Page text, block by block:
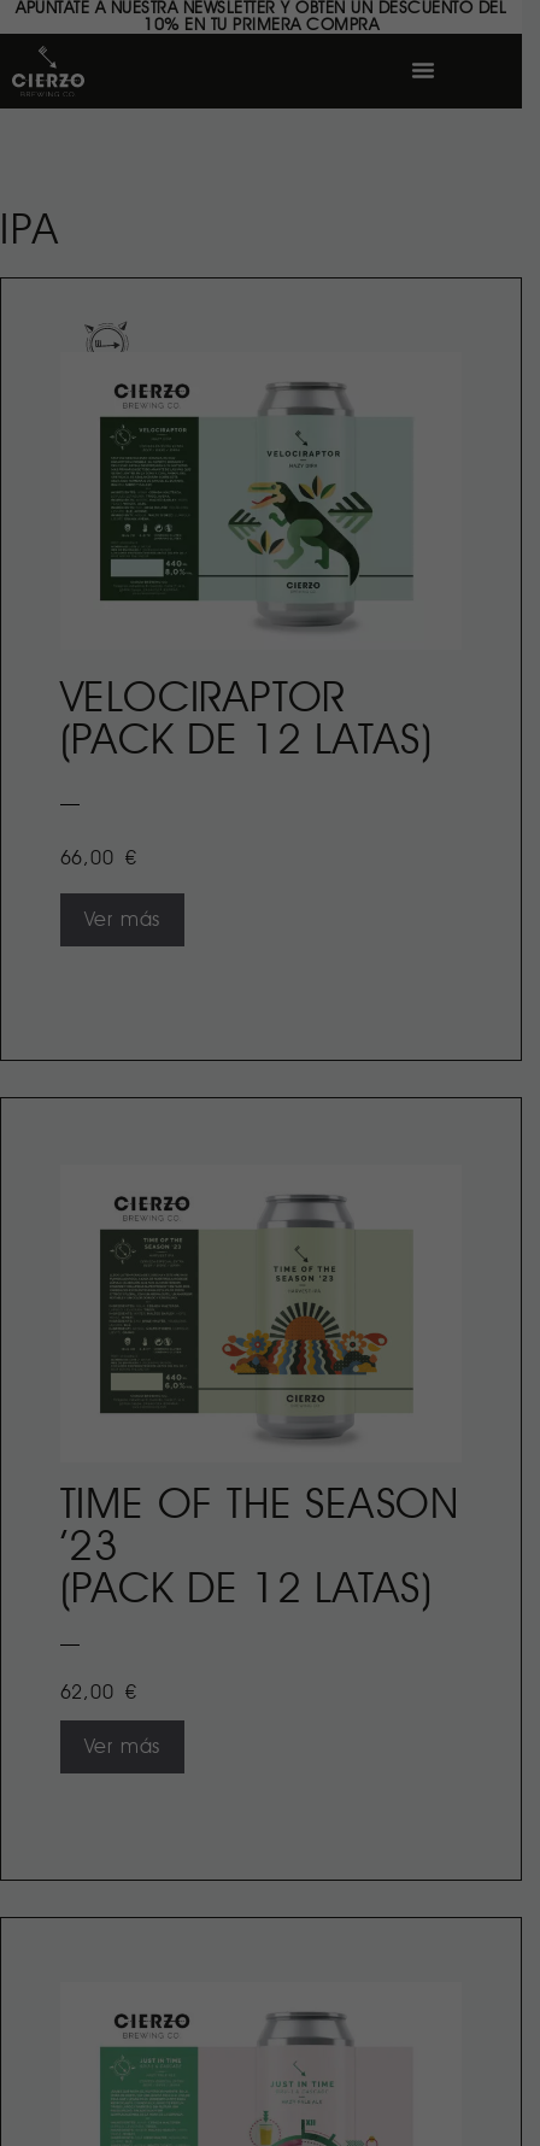
APÚNTATE A NUESTRA NEWSLETTER Y OBTÉN UN DESCUENTO DEL
10% EN TU PRIMERA COMPRA
IPA
VELOCIRAPTOR
(PACK DE 12 LATAS)
66,00€
Ver más
TIME OF THE SEASON
’23
(PACK DE 12 LATAS)
62,00€
Ver más